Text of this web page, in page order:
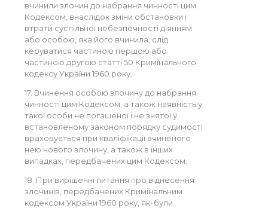
вчинили злочин до набрання чинності цим
Кодексом, внаслідок зміни обстановки і
втрати суспільної небезпечності діянням
або особою, яка його вчинила, слід
керуватися частиною першою або
частиною другою статті 50 Кримінального
кодексу України 1960 року.
17. Вчинення особою злочину до набрання
чинності цим Кодексом, а також наявність у
такої особи не погашеної і не знятої у
встановленому законом порядку судимості
враховується при кваліфікації вчиненого
нею нового злочину, а також в інших
випадках, передбачених цим Кодексом.
18. При вирішенні питання про віднесення
злочинів, передбачених Кримінальним
кодексом України 1960 року, які були